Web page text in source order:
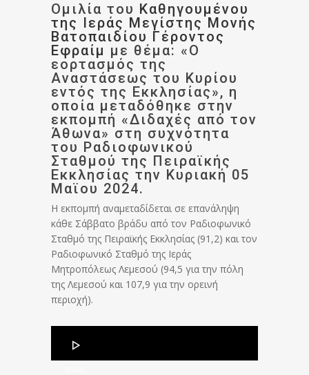
Ομιλία του Καθηγουμένου
της Ιεράς Μεγίστης Μονής
Βατοπαιδίου Γέροντος
Εφραίμ με θέμα: «Ο
εορτασμός της
Αναστάσεως του Κυρίου
εντός της Εκκλησίας», η
οποία μεταδόθηκε στην
εκπομπή «Διδαχές από τον
Άθωνα» στη συχνότητα
του Ραδιοφωνικού
Σταθμού της Πειραϊκής
Εκκλησίας την Κυριακή 05
Μαϊου 2024.
Η εκπομπή αναμεταδίδεται σε επανάληψη
κάθε Σάββατο βράδυ από τον Ραδιοφωνικό
Σταθμό της Πειραϊκής Εκκλησίας (91,2) και τον
Ραδιοφωνικό Σταθμό της Ιεράς
Μητροπόλεως Λεμεσού (94,5 για την πόλη
της Λεμεσού και 107,9 για την ορεινή
περιοχή).
Αναπαραγωγής
Ήχου